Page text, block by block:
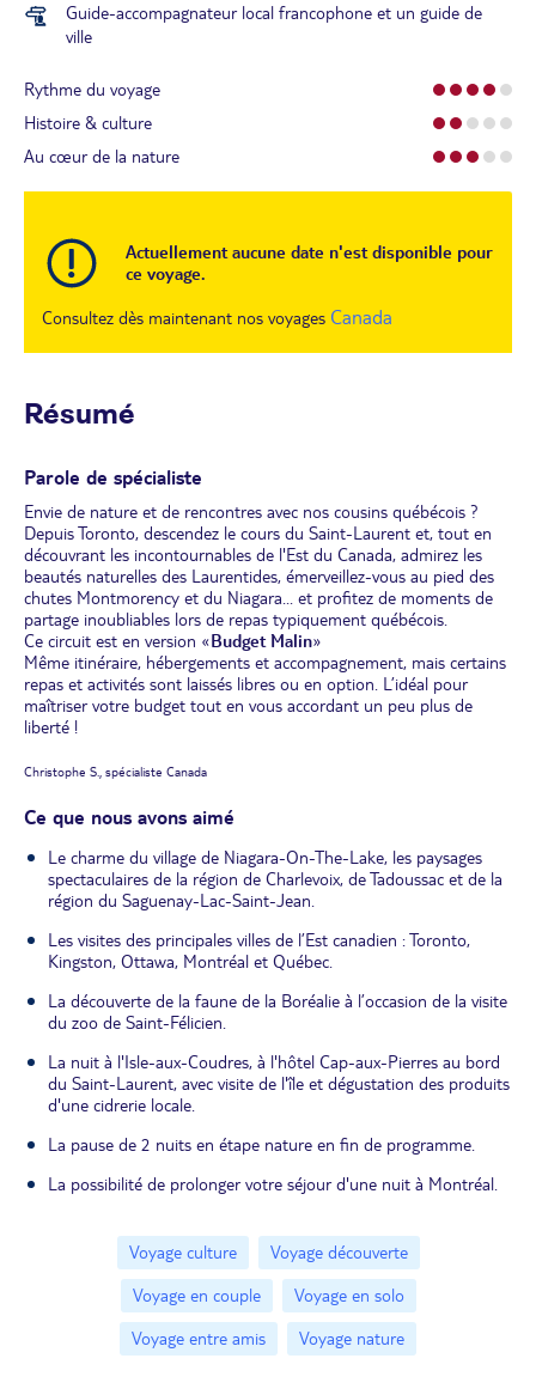
Guide-accompagnateur local francophone et un guide de
ville
Rythme du voyage
Histoire & culture
Au cœur de la nature
Actuellement aucune date n'est disponible pour
ce voyage.
Consultez dès maintenant nos voyages Canada
Résumé
Parole de spécialiste
Envie de nature et de rencontres avec nos cousins québécois ?
Depuis Toronto, descendez le cours du Saint-Laurent et, tout en
découvrant les incontournables de l'Est du Canada, admirez les
beautés naturelles des Laurentides, émerveillez-vous au pied des
chutes Montmorency et du Niagara... et profitez de moments de
partage inoubliables lors de repas typiquement québécois.
Ce circuit est en version «Budget Malin»
Même itinéraire, hébergements et accompagnement, mais certains
repas et activités sont laissés libres ou en option. L’idéal pour
maîtriser votre budget tout en vous accordant un peu plus de
liberté !
Christophe S., spécialiste Canada
Ce que nous avons aimé
Le charme du village de Niagara-On-The-Lake, les paysages
spectaculaires de la région de Charlevoix, de Tadoussac et de la
région du Saguenay-Lac-Saint-Jean.
Les visites des principales villes de l’Est canadien : Toronto,
Kingston, Ottawa, Montréal et Québec.
La découverte de la faune de la Boréalie à l’occasion de la visite
du zoo de Saint-Félicien.
La nuit à l'Isle-aux-Coudres, à l'hôtel Cap-aux-Pierres au bord
du Saint-Laurent, avec visite de l'île et dégustation des produits
d'une cidrerie locale.
La pause de 2 nuits en étape nature en fin de programme.
La possibilité de prolonger votre séjour d'une nuit à Montréal.
Voyage culture
Voyage découverte
Voyage en couple
Voyage en solo
Voyage entre amis
Voyage nature